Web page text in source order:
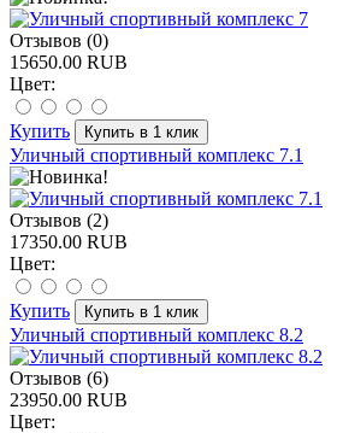
Отзывов (0)
15650.00 RUB
Цвет:
Купить
Уличный спортивный комплекс 7.1
Отзывов (2)
17350.00 RUB
Цвет:
Купить
Уличный спортивный комплекс 8.2
Отзывов (6)
23950.00 RUB
Цвет: